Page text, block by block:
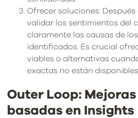
Ofrecer soluciones:
validar los sentimientos del
claramente las causas de
identificados. Es crucial
viables o alternativas
exactas no están
Outer Loop:
basadas en Insights